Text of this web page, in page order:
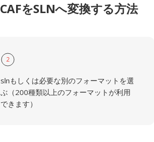
CAFをSLNへ変換する方法
2
slnもしくは必要な別のフォーマットを選
ぶ（200種類以上のフォーマットが利用
できます）